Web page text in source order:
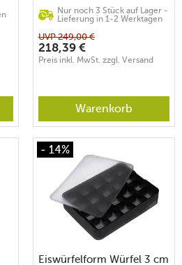
Nur noch 3 Stück auf Lager -
Lieferung in 1-2 Werktagen
UVP249,00 €
218,39 €
Preis inkl. MwSt. zzgl. Versand
Warenkorb
- 14%
Eiswürfelform Würfel 3 cm